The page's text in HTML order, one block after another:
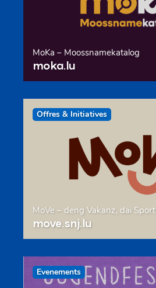
MoKa – Moossnamekatalog
moka.lu
Offres & Initiatives
MoVe – deng Vakanz, däi Sport
move.snj.lu
Evenements